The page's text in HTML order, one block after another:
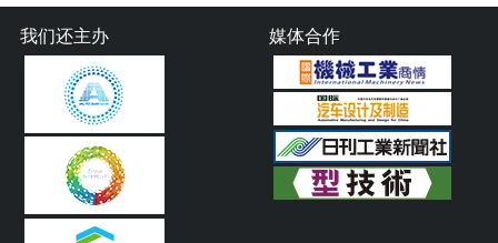
媒体合作
我们还主办